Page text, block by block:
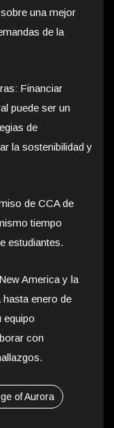
una mejor
de la
Financiar
puede ser un
de
la sostenibilidad y
de CCA de
tiempo
estudiantes.
America y la
hasta enero de
equipo
con
of Aurora